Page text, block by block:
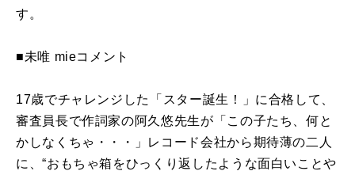
す。
■未唯 mieコメント
17歳でチャレンジした「スター誕生！」に合格して、
審査員長で作詞家の阿久悠先生が「この子たち、何と
かしなくちゃ・・・」レコード会社から期待薄の二人
に、“おもちゃ箱をひっくり返したような面白いことや